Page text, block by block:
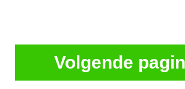
Volgende